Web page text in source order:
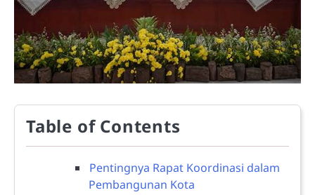
Table of Contents
Pentingnya Rapat Koordinasi dalam
Pembangunan Kota